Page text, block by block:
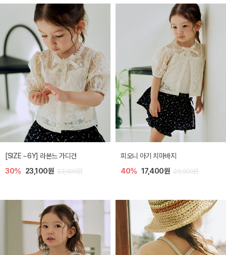
[SIZE ~6Y] 라본느 가디건
30% 23,100원 33,000원
피오니 아기 치마바지
40% 17,400원 29,000원